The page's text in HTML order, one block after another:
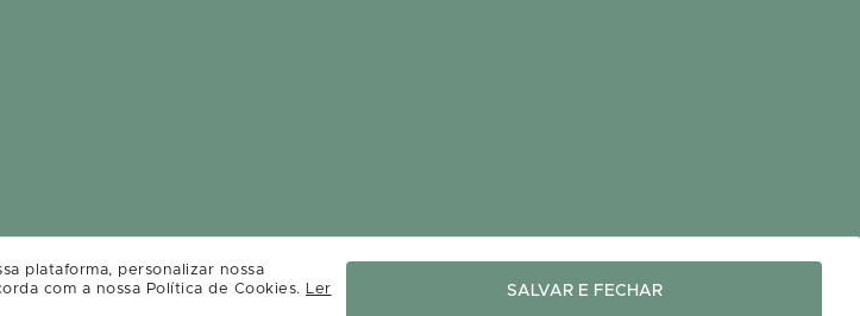
plataforma, personalizar nossa
com a nossa Política de Cookies. Ler
SALVAR E FECHAR